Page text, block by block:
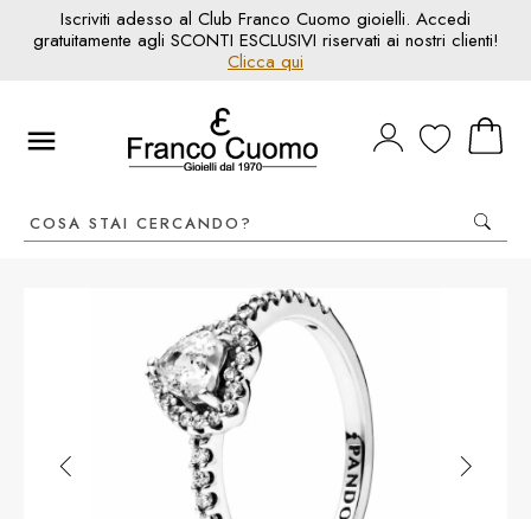
Iscriviti adesso al Club Franco Cuomo gioielli. Accedi
gratuitamente agli SCONTI ESCLUSIVI riservati ai nostri clienti!
Clicca qui